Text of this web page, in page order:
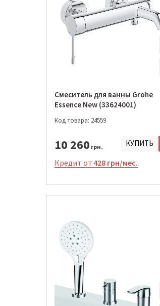
Смеситель для ванны Grohe
Essence New (33624001)
Код товара: 24559
10 260 грн. КУПИТЬ
Кредит от 428 грн/мес.